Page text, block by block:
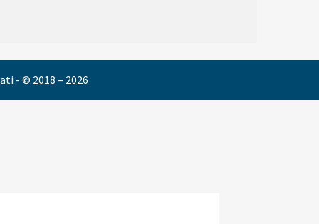
- © 2018 – 2026